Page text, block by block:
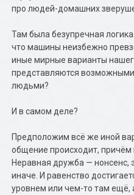
про людей-домашних
Там была безупречная
что машины неизбежно
иные мирные варианты
представляются
людьми?
И в самом деле?
Предположим всё же иной
общение происходит, причём
Неравная дружба — нонсенс,
иначе. И равенство
уровнем или чем-то там